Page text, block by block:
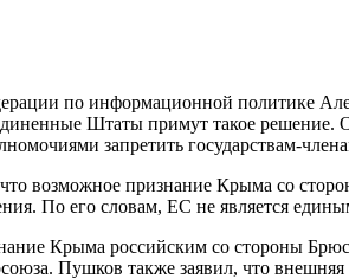
по информационной политике
Штаты примут такое решение.
запретить государствам-
возможное признание Крыма со
По его словам, ЕС не является
Крыма российским со стороны
Пушков также заявил, что внешняя